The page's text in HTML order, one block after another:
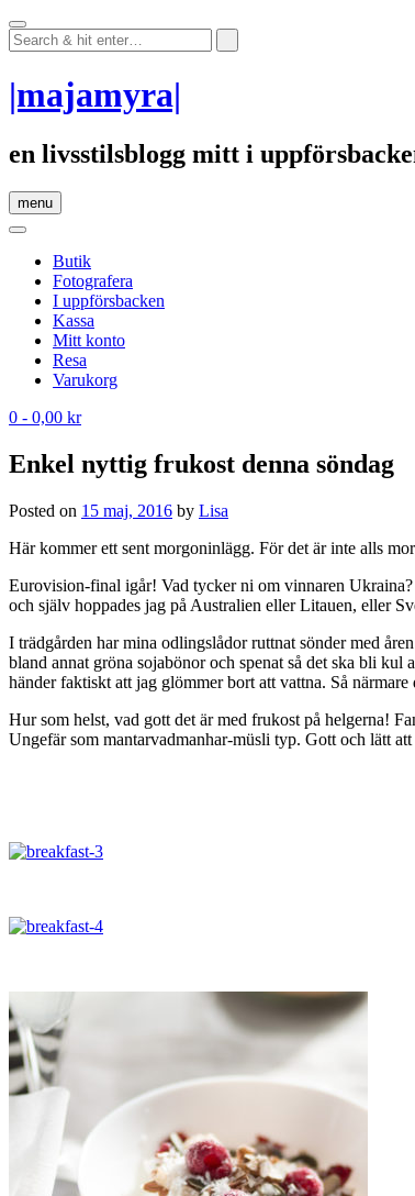
Skip
to
content
|majamyra|
en livsstilsblogg mitt i
menu
Butik
Fotografera
I uppförsbacken
Kassa
Mitt konto
Resa
Varukorg
0 - 0,00 kr
Enkel nyttig frukost denna söndag
Posted on 15 maj, 2016 by Lisa
Här kommer ett sent morgoninlägg. För det är inte alls
Eurovision-final igår! Vad tycker ni om vinnaren
och själv hoppades jag på Australien eller Litauen, eller
I trädgården har mina odlingslådor ruttnat sönder med
bland annat gröna sojabönor och spenat så det ska bli
händer faktiskt att jag glömmer bort att vattna. Så
Hur som helst, vad gott det är med frukost på helgerna!
Ungefär som mantarvadmanhar-müsli typ. Gott och lätt att